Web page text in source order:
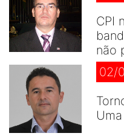
CPI
não
02/